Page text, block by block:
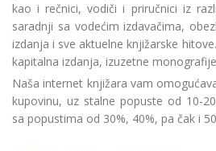
kao i rečnici, vodiči i priručnici iz
saradnji sa vodećim izdavačima,
izdanja i sve aktuelne knjižarske
kapitalna izdanja, izuzetne
Naša internet knjižara vam
kupovinu, uz stalne popuste od 10-
sa popustima od 30%, 40%, pa čak i